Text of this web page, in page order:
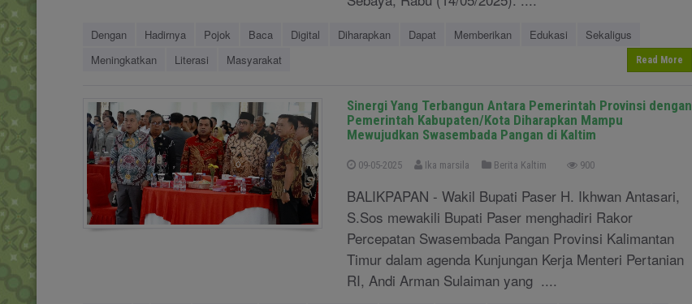
Dengan Hadirnya Pojok Baca Digital Diharapkan Dapat Memberikan Edukasi
Sekaligus
Meningkatkan
Literasi Masyarakat Read More
Sinergi Yang Terbangun Antara Pemerintah Provinsi dengan
Pemerintah Kabupaten/Kota Diharapkan Mampu
Mewujudkan Swasembada Pangan di Kaltim
09-05-2025 Ika marsila Berita Kaltim 900
BALIKPAPAN - Wakil Bupati Paser H. Ikhwan Antasari,
S.Sos mewakili Bupati Paser menghadiri Rakor
Percepatan Swasembada Pangan Provinsi Kalimantan
Timur dalam agenda Kunjungan Kerja Menteri Pertanian
RI, Andi Arman Sulaiman yang ....